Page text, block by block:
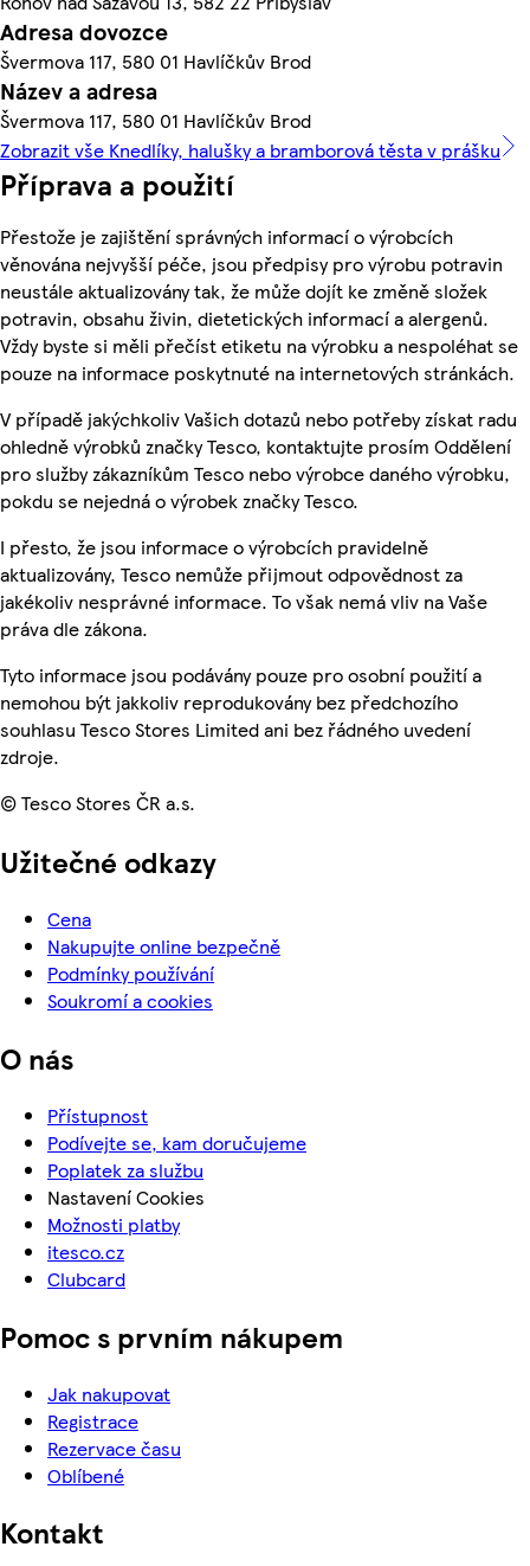
Adresa dovozce
Švermova 117, 580 01 Havlíčkův Brod
Název a adresa
Švermova 117, 580 01 Havlíčkův Brod
Zobrazit vše Knedlíky, halušky a bramborová těsta v prášku
Příprava a použití
Přestože je zajištění správných informací o výrobcích
věnována nejvyšší péče, jsou předpisy pro výrobu potravin
neustále aktualizovány tak, že může dojít ke změně složek
potravin, obsahu živin, dietetických informací a alergenů.
Vždy byste si měli přečíst etiketu na výrobku a nespoléhat se
pouze na informace poskytnuté na internetových stránkách.
V případě jakýchkoliv Vašich dotazů nebo potřeby získat radu
ohledně výrobků značky Tesco, kontaktujte prosím Oddělení
pro služby zákazníkům Tesco nebo výrobce daného výrobku,
pokdu se nejedná o výrobek značky Tesco.
I přesto, že jsou informace o výrobcích pravidelně
aktualizovány, Tesco nemůže přijmout odpovědnost za
jakékoliv nesprávné informace. To však nemá vliv na Vaše
práva dle zákona.
Tyto informace jsou podávány pouze pro osobní použití a
nemohou být jakkoliv reprodukovány bez předchozího
souhlasu Tesco Stores Limited ani bez řádného uvedení
zdroje.
© Tesco Stores ČR a.s.
Užitečné odkazy
Cena
Nakupujte online bezpečně
Podmínky používání
Soukromí a cookies
O nás
Přístupnost
Podívejte se, kam doručujeme
Poplatek za službu
Nastavení Cookies
Možnosti platby
itesco.cz
Clubcard
Pomoc s prvním nákupem
Jak nakupovat
Registrace
Rezervace času
Oblíbené
Kontakt